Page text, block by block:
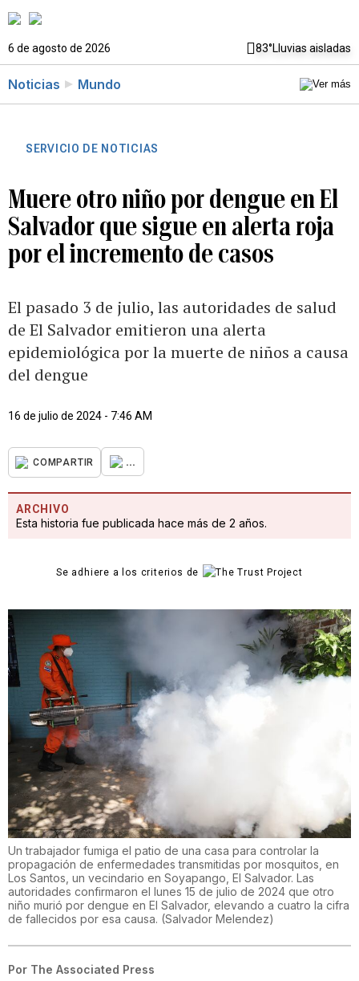
6 de agosto de 2026 83°Lluvias aisladas
Noticias Mundo
SERVICIO DE NOTICIAS
Muere otro niño por dengue en El
Salvador que sigue en alerta roja
por el incremento de casos
El pasado 3 de julio, las autoridades de salud
de El Salvador emitieron una alerta
epidemiológica por la muerte de niños a causa
del dengue
16 de julio de 2024 - 7:46 AM
COMPARTIR ...
ARCHIVO
Esta historia fue publicada hace más de 2 años.
Se adhiere a los criterios de
Un trabajador fumiga el patio de una casa para controlar la
propagación de enfermedades transmitidas por mosquitos, en
Los Santos, un vecindario en Soyapango, El Salvador. Las
autoridades confirmaron el lunes 15 de julio de 2024 que otro
niño murió por dengue en El Salvador, elevando a cuatro la cifra
de fallecidos por esa causa. (Salvador Melendez)
Por The Associated Press